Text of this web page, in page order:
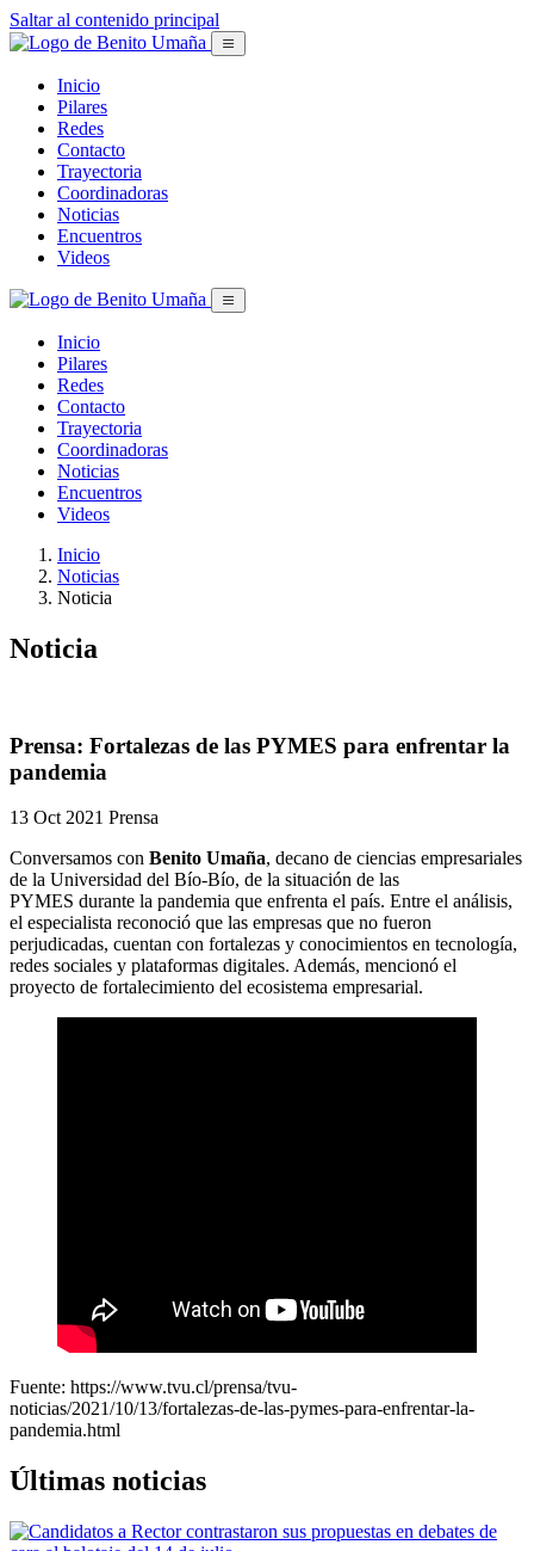
Saltar al contenido principal
Inicio
Pilares
Redes
Contacto
Trayectoria
Coordinadoras
Noticias
Encuentros
Videos
Inicio
Pilares
Redes
Contacto
Trayectoria
Coordinadoras
Noticias
Encuentros
Videos
Inicio
Noticias
Noticia
Noticia
Prensa: Fortalezas de las PYMES para enfrentar la
pandemia
13 Oct 2021 Prensa
Conversamos con Benito Umaña, decano de ciencias empresariales
de la Universidad del Bío-Bío, de la situación de las
PYMES durante la pandemia que enfrenta el país. Entre el análisis,
el especialista reconoció que las empresas que no fueron
perjudicadas, cuentan con fortalezas y conocimientos en tecnología,
redes sociales y plataformas digitales. Además, mencionó el
proyecto de fortalecimiento del ecosistema empresarial.
Fuente: https://www.tvu.cl/prensa/tvu-
noticias/2021/10/13/fortalezas-de-las-pymes-para-enfrentar-la-
pandemia.html
Últimas noticias